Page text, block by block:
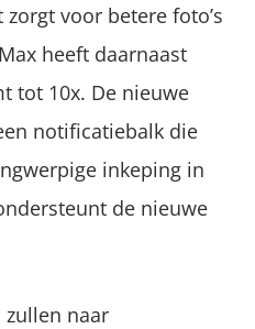
voor betere foto’s
heeft daarnaast
tot 10x. De nieuwe
notificatiebalk die
inkeping in
de nieuwe
zullen naar